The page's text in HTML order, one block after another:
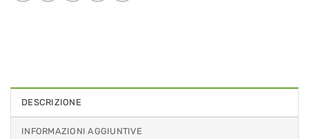
DESCRIZIONE
INFORMAZIONI AGGIUNTIVE